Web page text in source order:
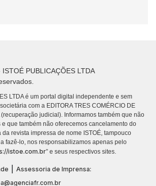
PUBLICAÇÕES LTDA
LTDA é um portal digital independente e sem
com a EDITORA TRES COMÉRCIO DE
(recuperação judicial). Informamos também que não
que também não oferecemos cancelamento do
revista impressa de nome ISTOÉ, tampouco
fazê-lo, nos responsabilizamos apenas pelo
istoe.com.br” e seus respectivos sites.
Assessoria de Imprensa: